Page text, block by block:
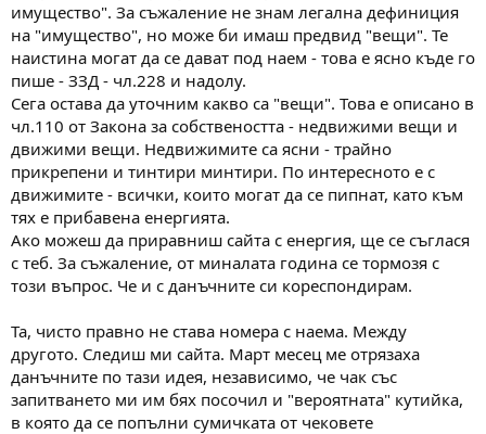
имущество". За съжаление не знам легална дефиниция
на "имущество", но може би имаш предвид "вещи". Те
наистина могат да се дават под наем - това е ясно къде го
пише - ЗЗД - чл.228 и надолу.
Сега остава да уточним какво са "вещи". Това е описано в
чл.110 от Закона за собствеността - недвижими вещи и
движими вещи. Недвижимите са ясни - трайно
прикрепени и тинтири минтири. По интересното е с
движимите - всички, които могат да се пипнат, като към
тях е прибавена енергията.
Ако можеш да приравниш сайта с енергия, ще се съглася
с теб. За съжаление, от миналата година се тормозя с
този въпрос. Че и с данъчните си кореспондирам.
Та, чисто правно не става номера с наема. Между
другото. Следиш ми сайта. Март месец ме отрязаха
данъчните по тази идея, независимо, че чак със
запитването ми им бях посочил и "вероятната" кутийка,
в която да се попълни сумичката от чековете